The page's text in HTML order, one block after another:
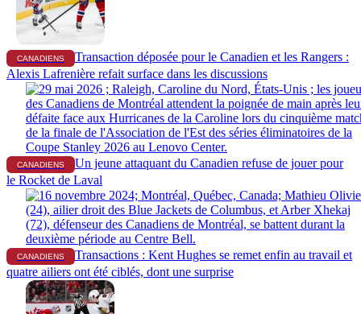
CANADIENS
Transaction déposée pour le Canadien et les Rangers :
Alexis Lafrenière refait surface dans les discussions
CANADIENS
Un jeune attaquant du Canadien refuse de jouer pour
le Rocket de Laval
CANADIENS
Transactions : Kent Hughes se remet enfin au travail et
quatre ailiers ont été ciblés, dont une surprise